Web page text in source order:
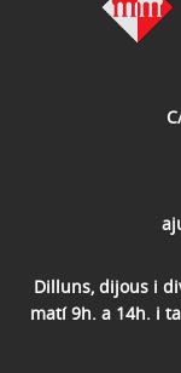
Dilluns, dijous i
matí 9h. a 14h. i